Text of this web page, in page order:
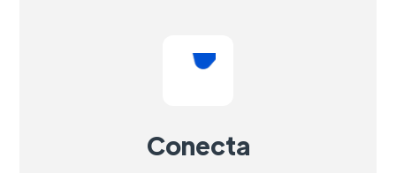
Conecta